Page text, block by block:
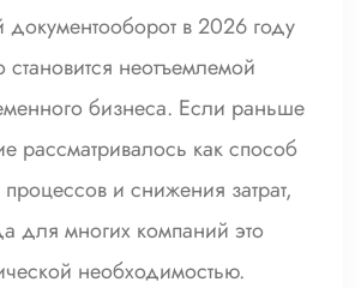
в 2026 году
становится неотъемлемой
бизнеса. Если раньше
рассматривалось как способ
и снижения затрат,
для многих компаний это
необходимостью.